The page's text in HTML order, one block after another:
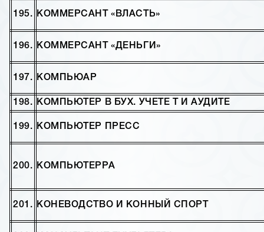
195. КОММЕРСАНТ «ВЛАСТЬ»
196. КОММЕРСАНТ «ДЕНЬГИ»
197. КОМПЬЮАР
198. КОМПЬЮТЕР В БУХ. УЧЕТЕ Т И АУДИТЕ
199. КОМПЬЮТЕР ПРЕСС
200. КОМПЬЮТЕРРА
201. КОНЕВОДСТВО И КОННЫЙ СПОРТ